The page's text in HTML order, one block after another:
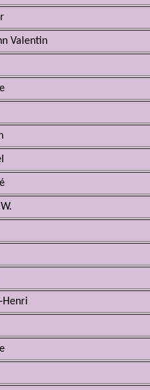
Valentin
Henri